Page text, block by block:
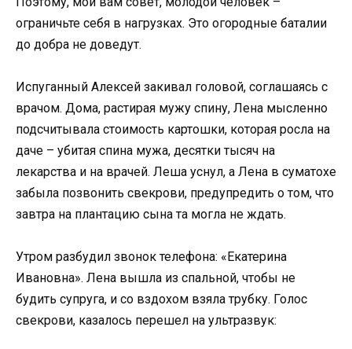
ограничьте себя в нагрузках. Это огородные баталии
до добра не доведут.
Испуганный Алексей закивал головой, соглашаясь с
врачом. Дома, растирая мужу спину, Лена мысленно
подсчитывала стоимость картошки, которая росла на
даче – убитая спина мужа, десятки тысяч на
лекарства и на врачей. Леша уснул, а Лена в суматохе
забыла позвонить свекрови, предупредить о том, что
завтра на плантацию сына та могла не ждать.
Утром разбудил звонок телефона: «Екатерина
Ивановна». Лена вышла из спальной, чтобы не
будить супруга, и со вздохом взяла трубку. Голос
свекрови, казалось перешел на ультразвук: